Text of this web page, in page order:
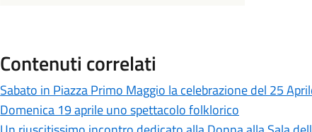
Contenuti correlati
Sabato in Piazza Primo Maggio la celebrazione del 25
Domenica 19 aprile uno spettacolo folklorico